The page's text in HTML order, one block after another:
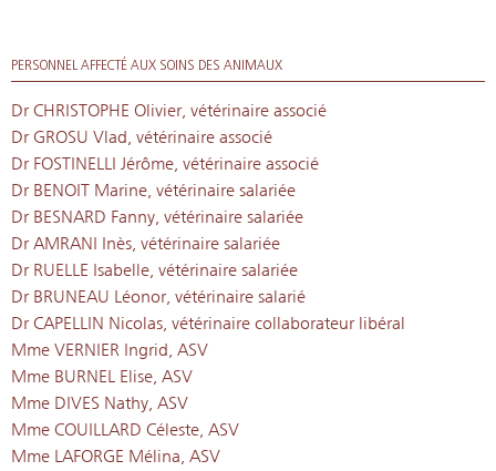
PERSONNEL AFFECTÉ AUX SOINS DES ANIMAUX
Dr CHRISTOPHE Olivier, vétérinaire associé
Dr GROSU Vlad, vétérinaire associé
Dr FOSTINELLI Jérôme, vétérinaire associé
Dr BENOIT Marine, vétérinaire salariée
Dr BESNARD Fanny, vétérinaire salariée
Dr AMRANI Inès, vétérinaire salariée
Dr RUELLE Isabelle, vétérinaire salariée
Dr BRUNEAU Léonor, vétérinaire salarié
Dr CAPELLIN Nicolas, vétérinaire collaborateur libéral
Mme VERNIER Ingrid, ASV
Mme BURNEL Elise, ASV
Mme DIVES Nathy, ASV
Mme COUILLARD Céleste, ASV
Mme LAFORGE Mélina, ASV